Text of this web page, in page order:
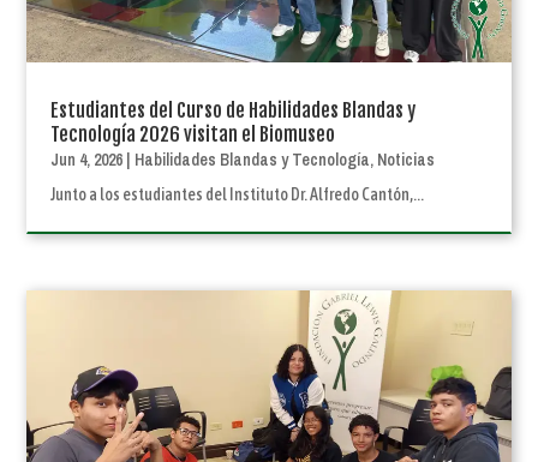
Estudiantes del Curso de Habilidades Blandas y
Tecnología 2026 visitan el Biomuseo
Jun 4, 2026 Habilidades Blandas y Tecnología, Noticias
Junto a los estudiantes del Instituto Dr. Alfredo Cantón,...